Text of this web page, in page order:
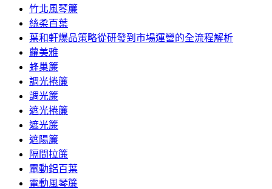
竹北風琴簾
絲柔百葉
葉和軒爆品策略從研發到市場運營的全流程解析
蘿美雅
蜂巢簾
調光捲簾
調光簾
遮光捲簾
遮光簾
遮陽簾
隔間拉簾
電動鋁百葉
電動風琴簾